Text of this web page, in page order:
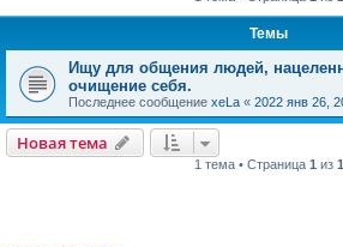
Темы
Ищу для общения людей,
очищение себя.
Последнее сообщение xeLa « 2022 янв 26,
Новая тема
1 тема • Страница 1 из 1